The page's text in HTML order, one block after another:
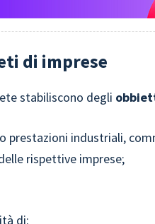
di imprese
stabiliscono degli
prestazioni industriali,
rispettive imprese;
di: